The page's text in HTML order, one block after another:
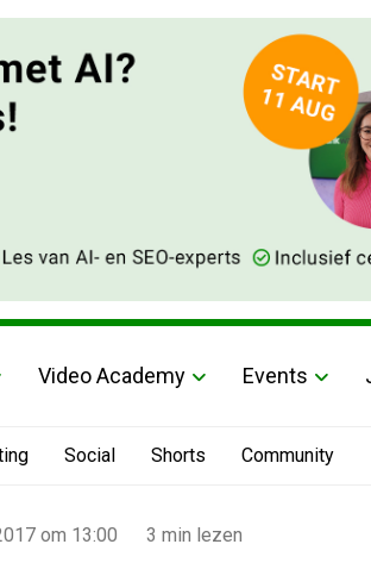
Video Academy Events
Social Shorts Community
om 13:00 3 min lezen